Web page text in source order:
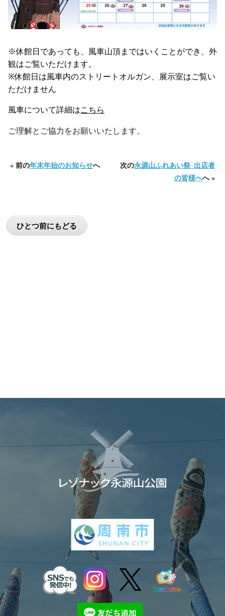
※休館日であっても、風車山頂まではいくことができ、外
観はご覧いただけます。
※休館日は風車内のストリートオルガン、展示室はご覧い
ただけません
風車について詳細はこちら
ご理解とご協力をお願いいたします。
« 前の年末年始のお知らせへ 次の永源山ふれあい祭_出店者
の皆様へへ »